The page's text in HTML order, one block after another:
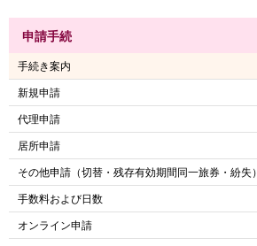
申請手続
手続き案内
新規申請
代理申請
居所申請
その他申請（切替・残存有効期間同一旅券・紛失）
手数料および日数
オンライン申請